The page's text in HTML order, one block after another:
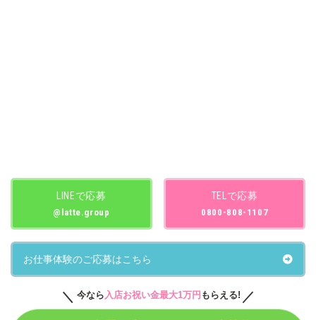
LINEで応募
@latte.group
TELで応募
0800-808-1107
お仕事体験のご応募はこちら
今なら 入店お祝い金最大1万円 もらえる!